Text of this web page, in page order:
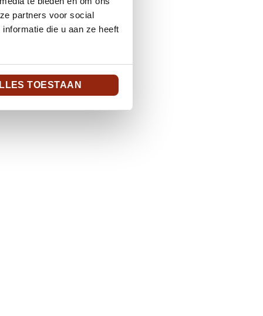
partners voor social
die u aan ze heeft
TOESTAAN